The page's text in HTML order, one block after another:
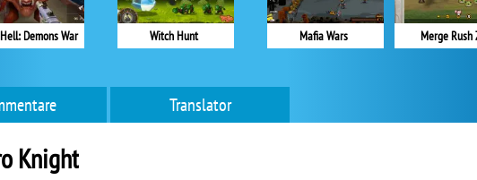
Merge Rush
Demons War Witch Hunt Mafia Wars
Translator
Knight